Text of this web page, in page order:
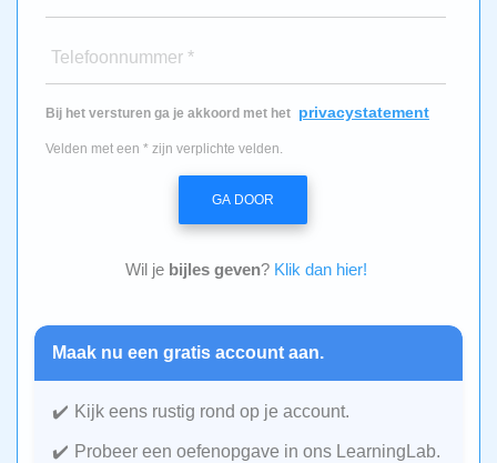
Telefoonnummer *
Bij het versturen ga je akkoord met het privacystatement
Velden met een * zijn verplichte velden.
GA DOOR
Wil je bijles geven? Klik dan hier!
Maak nu een gratis account aan.
Kijk eens rustig rond op je account.
Probeer een oefenopgave in ons LearningLab.